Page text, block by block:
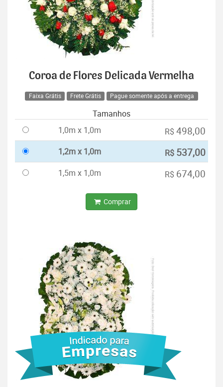
Coroa de Flores Delicada Vermelha
Faixa Grátis Frete Grátis Pague somente após a entrega
Tamanhos
1,0m x 1,0m
R$ 498,00
1,2m x 1,0m R$ 537,00
1,5m x 1,0m R$ 674,00
Comprar